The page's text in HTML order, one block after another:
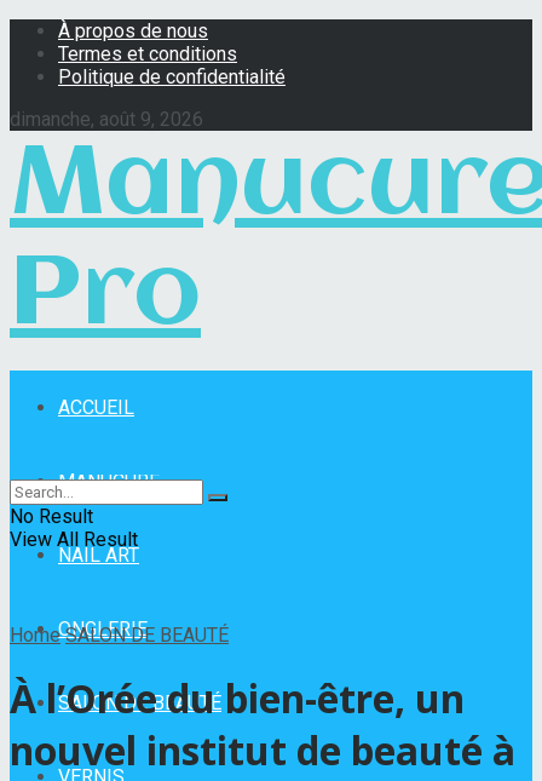
À propos de nous
Termes et conditions
Politique de confidentialité
dimanche, août 9, 2026
Pro
ACCUEIL
MANUCURE
NAIL ART
ONGLERIE
SALON DE BEAUTÉ
No Result
View All Result
Home SALON DE BEAUTÉ
À l’Orée du bien-être, un
nouvel institut de beauté à